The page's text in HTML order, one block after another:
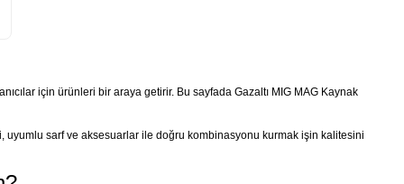
için ürünleri bir araya getirir. Bu sayfada Gazaltı MIG MAG Kaynak
uyumlu sarf ve aksesuarlar ile doğru kombinasyonu kurmak işin kalitesini